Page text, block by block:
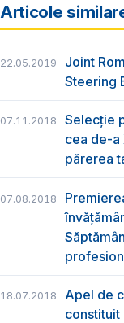
Articole
22.05.2019
Joint
Steering
07.11.2018
Selecție
cea de-a
părerea
07.08.2018
18.07.2018
Apel de
constituit